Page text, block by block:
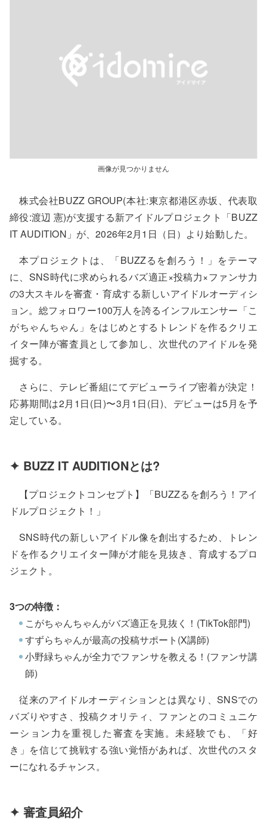
画像が見つかりません
株式会社BUZZ GROUP(本社:東京都港区赤坂、代表取
締役:渡辺 憲)が支援する新アイドルプロジェクト「BUZZ
IT AUDITION」が、2026年2月1日（日）より始動した。
本プロジェクトは、「BUZZるを創ろう！」をテーマ
に、SNS時代に求められるバズ適正×投稿力×ファンサ力
の3大スキルを審査・育成する新しいアイドルオーディシ
ョン。総フォロワー100万人を誇るインフルエンサー「こ
がちゃんちゃん」をはじめとするトレンドを作るクリエ
イター陣が審査員として参加し、次世代のアイドルを発
掘する。
さらに、テレビ番組にてデビューライブ密着が決定！
応募期間は2月1日(日)〜3月1日(日)、デビューは5月を予
定している。
✦ BUZZ IT AUDITIONとは?
【プロジェクトコンセプト】「BUZZるを創ろう！アイ
ドルプロジェクト！」
SNS時代の新しいアイドル像を創出するため、トレン
ドを作るクリエイター陣が才能を見抜き、育成するプロ
ジェクト。
3つの特徴：
こがちゃんちゃんがバズ適正を見抜く！(TikTok部門)
すずらちゃんが最高の投稿サポート(X講師)
小野緑ちゃんが全力でファンサを教える！(ファンサ講
師)
従来のアイドルオーディションとは異なり、SNSでの
バズりやすさ、投稿クオリティ、ファンとのコミュニケ
ーション力を重視した審査を実施。未経験でも、「好
き」を信じて挑戦する強い覚悟があれば、次世代のスタ
ーになれるチャンス。
✦ 審査員紹介